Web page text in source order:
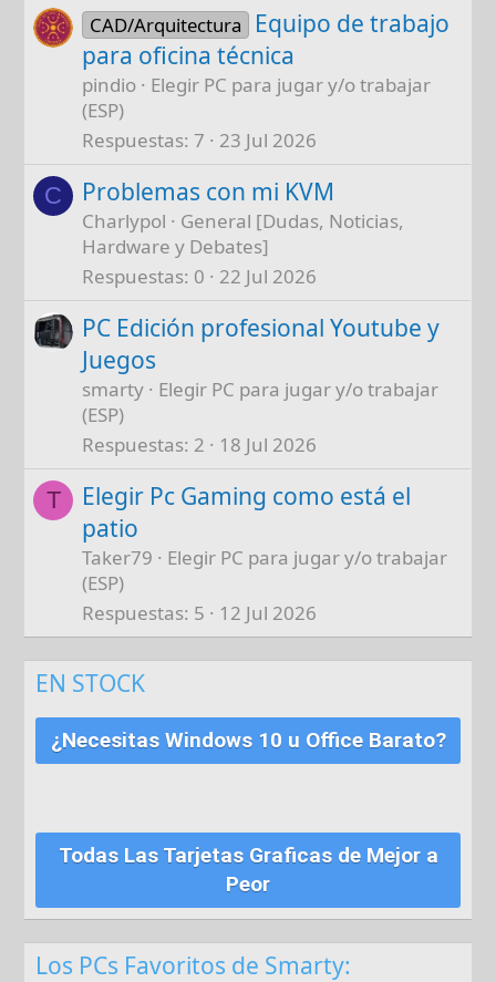
CAD/Arquitectura
Equipo de trabajo
para oficina técnica
pindio
Elegir PC para jugar y/o trabajar
(ESP)
Respuestas 7 23 Jul 2026
C Problemas con mi KVM
Charlypol
General [Dudas, Noticias,
Hardware y Debates]
Respuestas 0 22 Jul 2026
PC Edición profesional Youtube y
Juegos
smarty
Elegir PC para jugar y/o trabajar
(ESP)
Respuestas 2 18 Jul 2026
T
Elegir Pc Gaming como está el
patio
Taker79
Elegir PC para jugar y/o trabajar
(ESP)
Respuestas 5 12 Jul 2026
EN STOCK
¿Necesitas Windows 10 u Office Barato?
Todas Las Tarjetas Graficas de Mejor a
Peor
Los PCs Favoritos de Smarty: